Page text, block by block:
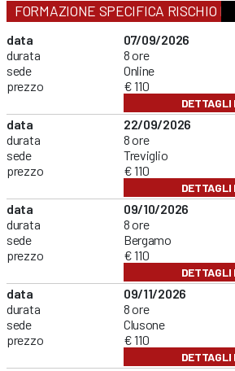
FORMAZIONE SPECIFICA RISCHIO
data
durata
sede
prezzo
07/09/2026
8 ore
Online
€ 110
DETTAGLI
data
durata
sede
prezzo
22/09/2026
8 ore
Treviglio
€ 110
DETTAGLI
data
durata
sede
prezzo
09/10/2026
8 ore
Bergamo
€ 110
DETTAGLI
data
durata
sede
prezzo
09/11/2026
8 ore
Clusone
€ 110
DETTAGLI